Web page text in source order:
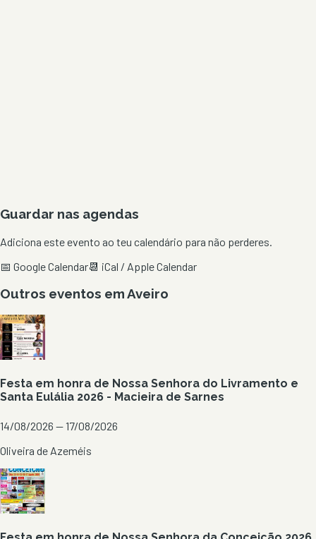
Guardar nas agendas
Adiciona este evento ao teu calendário para não perderes.
📅 Google Calendar📆 iCal / Apple Calendar
Outros eventos emAveiro
Festa em honra de Nossa Senhora do Livramento e
Santa Eulália 2026 - Macieira de Sarnes
14/08/2026 — 17/08/2026
Oliveira de Azeméis